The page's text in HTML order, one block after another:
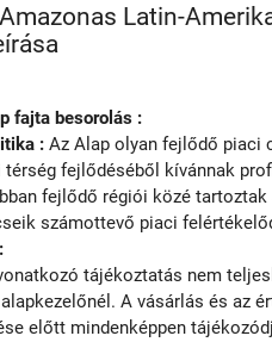
Latin-
fajta besorolás :
:Az Alap olyan fejlődő piaci
térség fejlődéséből kívánnak
fejlődő régiói közé
számottevő piaci
tájékoztatás nem
A vásárlás és az
előtt mindenképpen